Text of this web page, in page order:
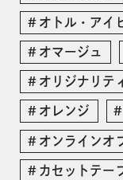
オトル・アイ
オマージュ
オリジナリテ
オレンジ
オンラインオ
カセットテー